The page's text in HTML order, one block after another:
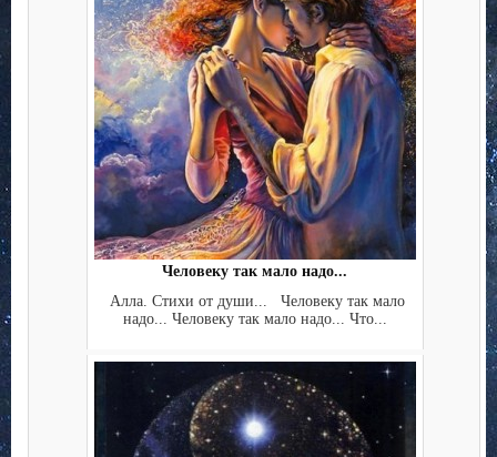
Человеку так мало надо...
Алла. Стихи от души... Человеку так мало
надо... Человеку так мало надо... Что...